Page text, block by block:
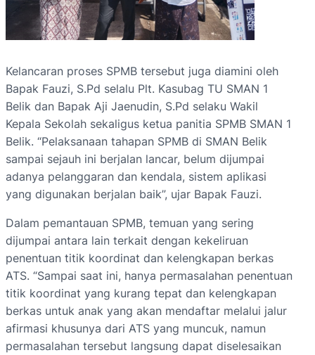
Kelancaran proses SPMB tersebut juga diamini oleh
Bapak Fauzi, S.Pd selalu Plt. Kasubag TU SMAN 1
Belik dan Bapak Aji Jaenudin, S.Pd selaku Wakil
Kepala Sekolah sekaligus ketua panitia SPMB SMAN 1
Belik. “Pelaksanaan tahapan SPMB di SMAN Belik
sampai sejauh ini berjalan lancar, belum dijumpai
adanya pelanggaran dan kendala, sistem aplikasi
yang digunakan berjalan baik”, ujar Bapak Fauzi.
Dalam pemantauan SPMB, temuan yang sering
dijumpai antara lain terkait dengan kekeliruan
penentuan titik koordinat dan kelengkapan berkas
ATS. “Sampai saat ini, hanya permasalahan penentuan
titik koordinat yang kurang tepat dan kelengkapan
berkas untuk anak yang akan mendaftar melalui jalur
afirmasi khusunya dari ATS yang muncuk, namun
permasalahan tersebut langsung dapat diselesaikan